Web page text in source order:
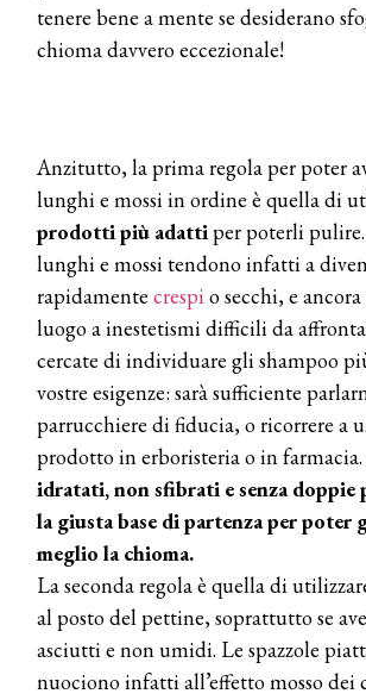
tenere bene a mente se desiderano
chioma davvero eccezionale!
Anzitutto, la prima regola per poter
lunghi e mossi in ordine è quella di
prodotti più adattiper poterli
lunghi e mossi tendono infatti a
rapidamente crespi o secchi, e
luogo a inestetismi difficili da
cercate di individuare gli shampoo
vostre esigenze: sarà sufficiente
parrucchiere di fiducia, o ricorrere a
prodotto in erboristeria o in farmacia.
idratati, non sfibrati e senza
la giusta base di partenza per poter
meglio la chioma.
La seconda regola è quella di
al posto del pettine, soprattutto se
asciutti e non umidi. Le spazzole
nuociono infatti all’effetto mosso dei